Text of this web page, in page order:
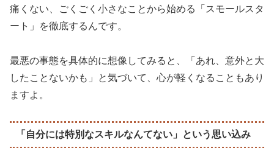
痛くない、ごくごく小さなことから始める「スモールスタ
ート」を徹底するんです。
最悪の事態を具体的に想像してみると、「あれ、意外と大
したことないかも」と気づいて、心が軽くなることもあり
ますよ。
「自分には特別なスキルなんてない」という思い込み